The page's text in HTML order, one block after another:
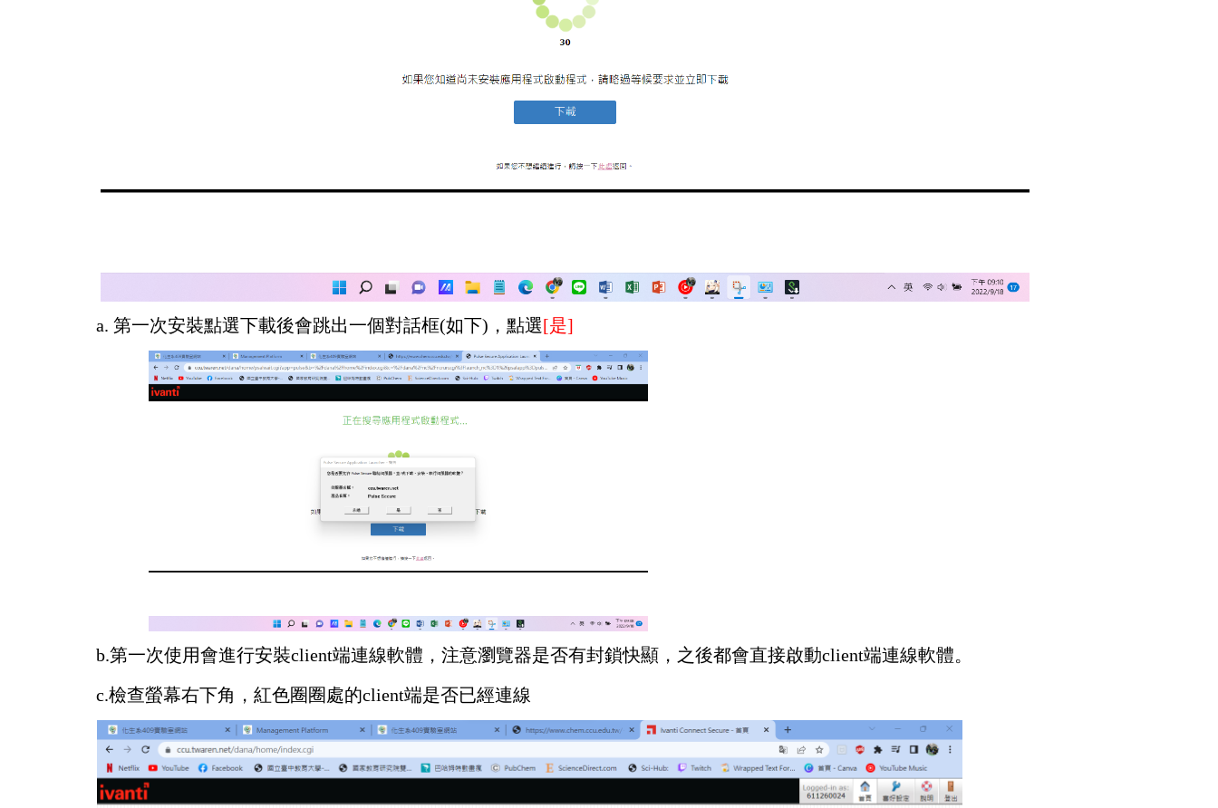
a. 第一次安裝點選下載後會跳出一個對話框(如下)，點選[是]
b.第一次使用會進行安裝client端連線軟體，注意瀏覽器是否有封鎖快顯 ， 之後都會直接啟動client端連線軟體。
c.檢查螢幕右下角，紅色圈圈處的client端是否已經連線